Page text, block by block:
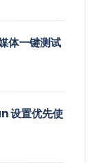
体一键测试
设置优先使